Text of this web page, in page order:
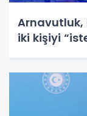
Arnavutluk,
iki kişiyi